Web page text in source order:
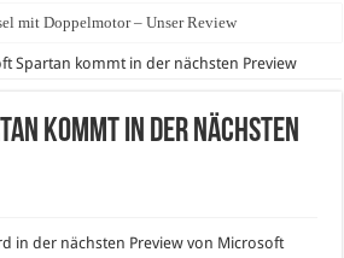
mit Doppelmotor – Unser Review
Spartan kommt in der nächsten Preview
kommt in der nächsten
in der nächsten Preview von Microsoft